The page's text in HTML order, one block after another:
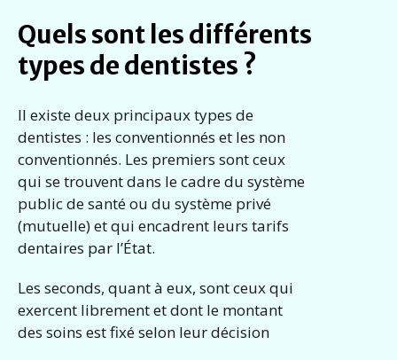
Quels sont les différents
types de dentistes ?
Il existe deux principaux types de
dentistes : les conventionnés et les non
conventionnés. Les premiers sont ceux
qui se trouvent dans le cadre du système
public de santé ou du système privé
(mutuelle) et qui encadrent leurs tarifs
dentaires par l’État.
Les seconds, quant à eux, sont ceux qui
exercent librement et dont le montant
des soins est fixé selon leur décision